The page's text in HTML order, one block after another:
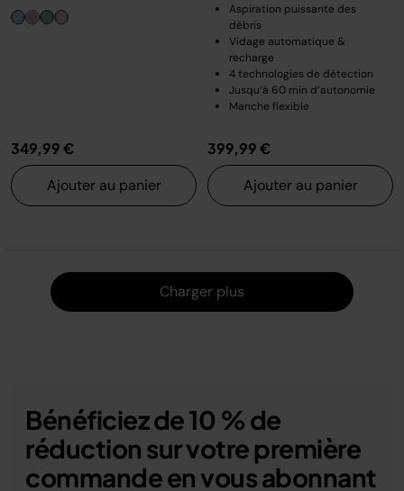
349,99 €
Ajouter au panier
Aspiration puissante des
débris
Vidage automatique &
recharge
4 technologies de détection
Jusqu’à 60 min d’autonomie
Manche flexible
399,99 €
Ajouter au panier
Charger plus
Bénéficiez de 10 % de
réduction sur votre première
commande en vous abonnant